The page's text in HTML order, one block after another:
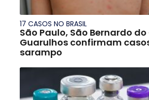
17 CASOS NO BRASIL
São Paulo, São Bernardo
Guarulhos confirmam
sarampo